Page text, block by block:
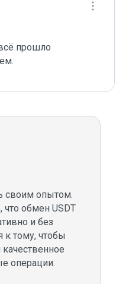
прошло
своим опытом.
обмен USDT
и без
тому, чтобы
операции.